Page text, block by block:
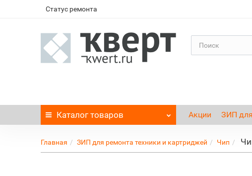
Статус ремонта
Каталог товаров Акции ЗИП
Главная ЗИП для ремонта техники и картриджей Чип